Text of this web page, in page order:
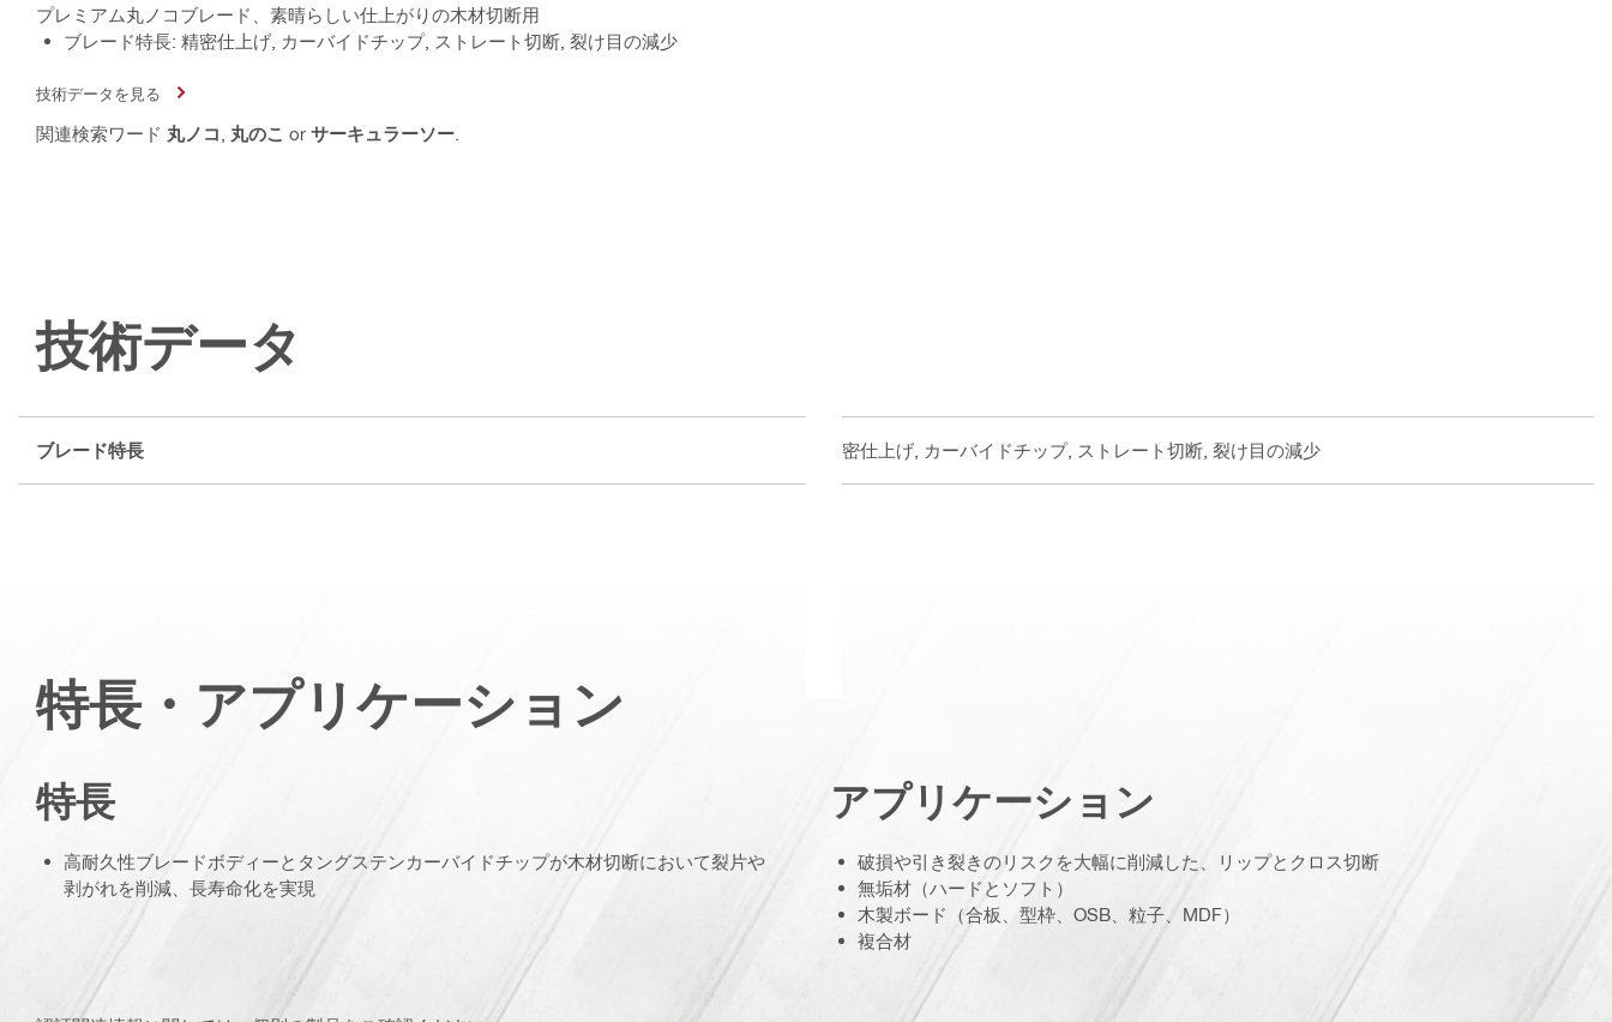
プレミアム丸ノコブレード、素晴らしい仕上がりの木材切断用
ブレード特長: 精密仕上げ, カーバイドチップ, ストレート切断, 裂け目の減少
技術データを見る
関連検索ワード 丸ノコ 丸のこ or サーキュラーソー
技術データ
ブレード特長 精密仕上げ, カーバイドチップ, ストレート切断, 裂け目の減少
特長・アプリケーション
特長
高耐久性ブレードボディーとタングステンカーバイドチップが木材切断において裂片や
剥がれを削減、長寿命化を実現
アプリケーション
破損や引き裂きのリスクを大幅に削減した、リップとクロス切断
無垢材（ハードとソフト）
木製ボード（合板、型枠、OSB、粒子、MDF）
複合材